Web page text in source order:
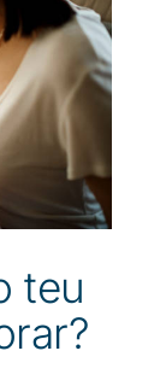
teu